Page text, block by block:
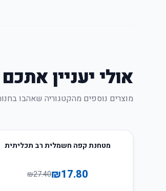
אולי יעניין
מוצרים נוספים מהקטגוריה שאהבו
מטחנת קפה חשמלית רב תכליתית
₪17.80
₪27.40